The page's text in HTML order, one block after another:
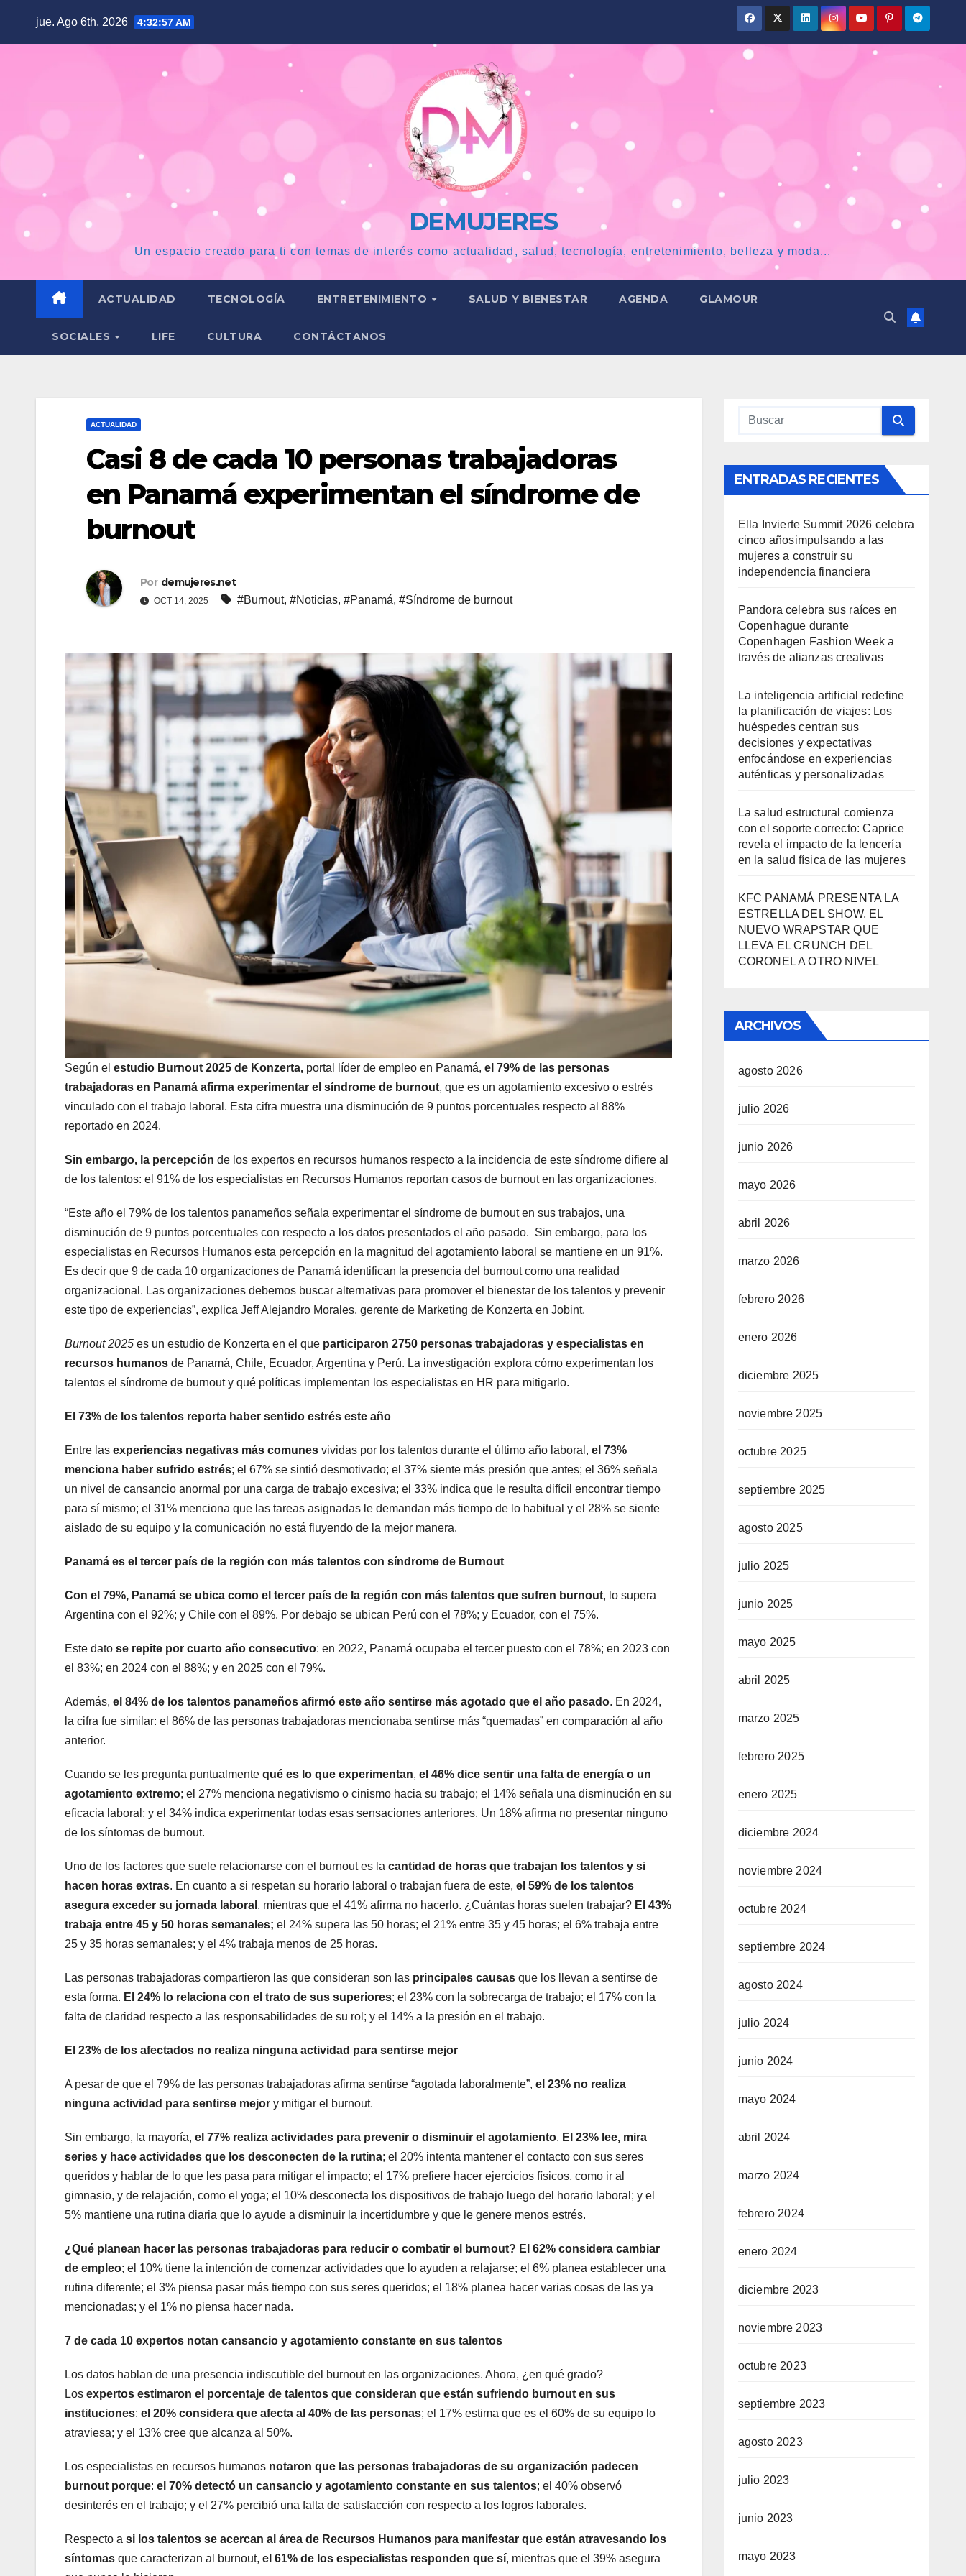
jue. Ago 6th, 2026 4:32:58 AM
DEMUJERES
Un espacio creado para ti con temas de interés como actualidad, salud, tecnología, entretenimiento, belleza y moda...
ACTUALIDAD TECNOLOGÍA ENTRETENIMIENTO SALUD Y BIENESTAR AGENDA GLAMOUR
SOCIALES LIFE CULTURA CONTÁCTANOS
ACTUALIDAD
Casi 8 de cada 10 personas trabajadoras
en Panamá experimentan el síndrome de
burnout
Por demujeres.net
OCT 14, 2025 #Burnout, #Noticias, #Panamá, #Síndrome de burnout
Según el estudio Burnout 2025 de Konzerta, portal líder de empleo en Panamá, el 79% de las personas
trabajadoras en Panamá afirma experimentar el síndrome de burnout, que es un agotamiento excesivo o estrés
vinculado con el trabajo laboral. Esta cifra muestra una disminución de 9 puntos porcentuales respecto al 88%
reportado en 2024.
Sin embargo, la percepción de los expertos en recursos humanos respecto a la incidencia de este síndrome difiere al
de los talentos: el 91% de los especialistas en Recursos Humanos reportan casos de burnout en las organizaciones.
“Este año el 79% de los talentos panameños señala experimentar el síndrome de burnout en sus trabajos, una
disminución de 9 puntos porcentuales con respecto a los datos presentados el año pasado. Sin embargo, para los
especialistas en Recursos Humanos esta percepción en la magnitud del agotamiento laboral se mantiene en un 91%.
Es decir que 9 de cada 10 organizaciones de Panamá identifican la presencia del burnout como una realidad
organizacional. Las organizaciones debemos buscar alternativas para promover el bienestar de los talentos y prevenir
este tipo de experiencias”, explica Jeff Alejandro Morales, gerente de Marketing de Konzerta en Jobint.
Burnout 2025 es un estudio de Konzerta en el que participaron 2750 personas trabajadoras y especialistas en
recursos humanos de Panamá, Chile, Ecuador, Argentina y Perú. La investigación explora cómo experimentan los
talentos el síndrome de burnout y qué políticas implementan los especialistas en HR para mitigarlo.
El 73% de los talentos reporta haber sentido estrés este año
Entre las experiencias negativas más comunes vividas por los talentos durante el último año laboral, el 73%
menciona haber sufrido estrés; el 67% se sintió desmotivado; el 37% siente más presión que antes; el 36% señala
un nivel de cansancio anormal por una carga de trabajo excesiva; el 33% indica que le resulta difícil encontrar tiempo
para sí mismo; el 31% menciona que las tareas asignadas le demandan más tiempo de lo habitual y el 28% se siente
aislado de su equipo y la comunicación no está fluyendo de la mejor manera.
Panamá es el tercer país de la región con más talentos con síndrome de Burnout
Con el 79%, Panamá se ubica como el tercer país de la región con más talentos que sufren burnout, lo supera
Argentina con el 92%; y Chile con el 89%. Por debajo se ubican Perú con el 78%; y Ecuador, con el 75%.
Este dato se repite por cuarto año consecutivo: en 2022, Panamá ocupaba el tercer puesto con el 78%; en 2023 con
el 83%; en 2024 con el 88%; y en 2025 con el 79%.
Además, el 84% de los talentos panameños afirmó este año sentirse más agotado que el año pasado. En 2024,
la cifra fue similar: el 86% de las personas trabajadoras mencionaba sentirse más “quemadas” en comparación al año
anterior.
Cuando se les pregunta puntualmente qué es lo que experimentan, el 46% dice sentir una falta de energía o un
agotamiento extremo; el 27% menciona negativismo o cinismo hacia su trabajo; el 14% señala una disminución en su
eficacia laboral; y el 34% indica experimentar todas esas sensaciones anteriores. Un 18% afirma no presentar ninguno
de los síntomas de burnout.
Uno de los factores que suele relacionarse con el burnout es la cantidad de horas que trabajan los talentos y si
hacen horas extras. En cuanto a si respetan su horario laboral o trabajan fuera de este, el 59% de los talentos
asegura exceder su jornada laboral , mientras que el 41% afirma no hacerlo. ¿Cuántas horas suelen trabajar? El 43%
trabaja entre 45 y 50 horas semanales; el 24% supera las 50 horas; el 21% entre 35 y 45 horas; el 6% trabaja entre
25 y 35 horas semanales; y el 4% trabaja menos de 25 horas.
Las personas trabajadoras compartieron las que consideran son las principales causas que los llevan a sentirse de
esta forma. El 24% lo relaciona con el trato de sus superiores; el 23% con la sobrecarga de trabajo; el 17% con la
falta de claridad respecto a las responsabilidades de su rol; y el 14% a la presión en el trabajo.
El 23% de los afectados no realiza ninguna actividad para sentirse mejor
A pesar de que el 79% de las personas trabajadoras afirma sentirse “agotada laboralmente”, el 23% no realiza
ninguna actividad para sentirse mejor y mitigar el burnout.
Sin embargo, la mayoría, el 77% realiza actividades para prevenir o disminuir el agotamiento. El 23% lee, mira
series y hace actividades que los desconecten de la rutina; el 20% intenta mantener el contacto con sus seres
queridos y hablar de lo que les pasa para mitigar el impacto; el 17% prefiere hacer ejercicios físicos, como ir al
gimnasio, y de relajación, como el yoga; el 10% desconecta los dispositivos de trabajo luego del horario laboral; y el
5% mantiene una rutina diaria que lo ayude a disminuir la incertidumbre y que le genere menos estrés.
¿Qué planean hacer las personas trabajadoras para reducir o combatir el burnout? El 62% considera cambiar
de empleo; el 10% tiene la intención de comenzar actividades que lo ayuden a relajarse; el 6% planea establecer una
rutina diferente; el 3% piensa pasar más tiempo con sus seres queridos; el 18% planea hacer varias cosas de las ya
mencionadas; y el 1% no piensa hacer nada.
7 de cada 10 expertos notan cansancio y agotamiento constante en sus talentos
Los datos hablan de una presencia indiscutible del burnout en las organizaciones. Ahora, ¿en qué grado?
Los expertos estimaron el porcentaje de talentos que consideran que están sufriendo burnout en sus
instituciones: el 20% considera que afecta al 40% de las personas; el 17% estima que es el 60% de su equipo lo
atraviesa; y el 13% cree que alcanza al 50%.
Los especialistas en recursos humanos notaron que las personas trabajadoras de su organización padecen
burnout porque: el 70% detectó un cansancio y agotamiento constante en sus talentos; el 40% observó
desinterés en el trabajo; y el 27% percibió una falta de satisfacción con respecto a los logros laborales.
Respecto a si los talentos se acercan al área de Recursos Humanos para manifestar que están atravesando los
síntomas que caracterizan al burnout, el 61% de los especialistas responden que sí, mientras que el 39% asegura
ENTRADAS RECIENTES
Ella Invierte Summit 2026 celebra
cinco añosimpulsando a las
mujeres a construir su
independencia financiera
Pandora celebra sus raíces en
Copenhague durante
Copenhagen Fashion Week a
través de alianzas creativas
La inteligencia artificial redefine
la planificación de viajes: Los
huéspedes centran sus
decisiones y expectativas
enfocándose en experiencias
auténticas y personalizadas
La salud estructural comienza
con el soporte correcto: Caprice
revela el impacto de la lencería
en la salud física de las mujeres
KFC PANAMÁ PRESENTA LA
ESTRELLA DEL SHOW, EL
NUEVO WRAPSTAR QUE
LLEVA EL CRUNCH DEL
CORONEL A OTRO NIVEL
ARCHIVOS
agosto 2026
julio 2026
junio 2026
mayo 2026
abril 2026
marzo 2026
febrero 2026
enero 2026
diciembre 2025
noviembre 2025
octubre 2025
septiembre 2025
agosto 2025
julio 2025
junio 2025
mayo 2025
abril 2025
marzo 2025
febrero 2025
enero 2025
diciembre 2024
noviembre 2024
octubre 2024
septiembre 2024
agosto 2024
julio 2024
junio 2024
mayo 2024
abril 2024
marzo 2024
febrero 2024
enero 2024
diciembre 2023
noviembre 2023
octubre 2023
septiembre 2023
agosto 2023
julio 2023
junio 2023
mayo 2023